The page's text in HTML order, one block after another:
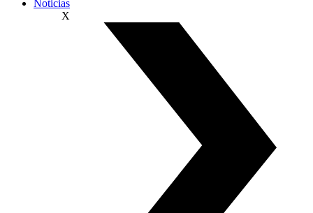
Noticias
X